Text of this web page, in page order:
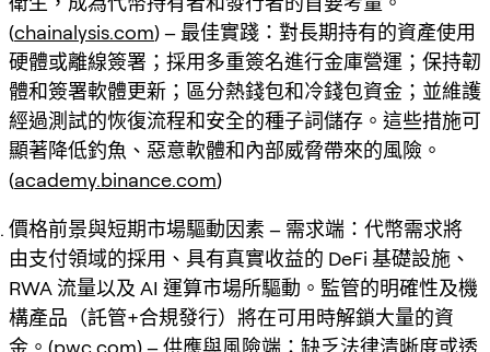
(chainalysis.com) – 最佳實踐：對長期持有的資產使用
硬體或離線簽署；採用多重簽名進行金庫營運；保持韌
體和簽署軟體更新；區分熱錢包和冷錢包資金；並維護
經過測試的恢復流程和安全的種子詞儲存。這些措施可
顯著降低釣魚、惡意軟體和內部威脅帶來的風險。
(academy.binance.com)
價格前景與短期市場驅動因素 – 需求端：代幣需求將
由支付領域的採用、具有真實收益的 DeFi 基礎設施、
RWA 流量以及 AI 運算市場所驅動。監管的明確性及機
構產品（託管+合規發行）將在可用時解鎖大量的資
金。(pwc.com) – 供應與風險端：缺乏法律清晰度或透